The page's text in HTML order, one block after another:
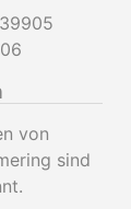
von
sind